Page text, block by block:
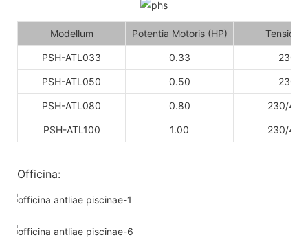
Modellum Potentia Motoris (HP) Tensio
PSH-ATL033 0.33 230
PSH-ATL050 0.50 230
PSH-ATL080 0.80 230/400
PSH-ATL100 1.00 230/400
Officina: